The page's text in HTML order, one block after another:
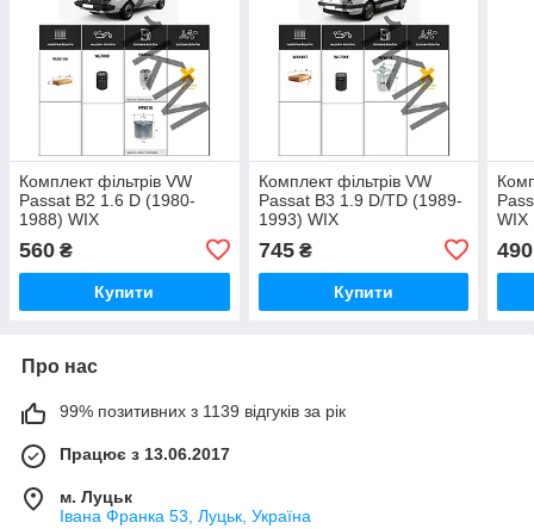
Комплект фільтрів VW
Passat B2 1.6 D (1980-
1988) WIX
560 ₴
Купити
Комплект фільтрів VW
Passat B3 1.9 D/TD (1989-
1993) WIX
745₴
Купити
WIX
490
Про нас
99% позитивних з 1139 відгуків за рік
Працює з 13.06.2017
м. Луцьк
Івана Франка 53, Луцьк, Україна